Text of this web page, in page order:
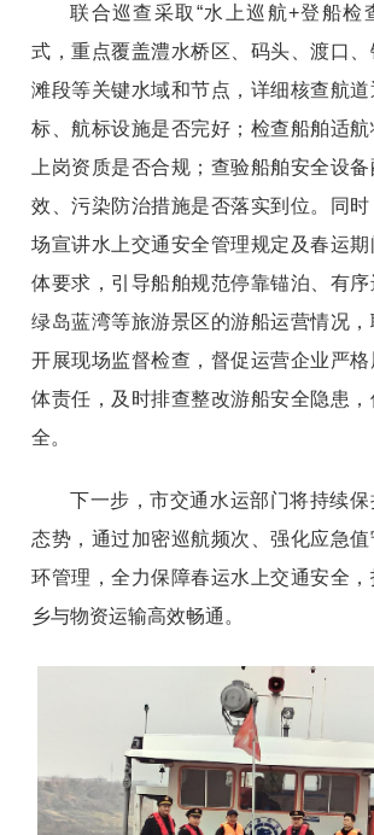
联合巡查采取“水上巡航+登船检
式，重点覆盖澧水桥区、码头、渡口
滩段等关键水域和节点，详细核查航
标、航标设施是否完好；检查船舶适
上岗资质是否合规；查验船舶安全设
效、污染防治措施是否落实到位。同
场宣讲水上交通安全管理规定及春运
体要求，引导船舶规范停靠锚泊、有
绿岛蓝湾等旅游景区的游船运营情况
开展现场监督检查，督促运营企业严
体责任，及时排查整改游船安全隐患
全。
下一步，市交通水运部门将持续
态势，通过加密巡航频次、强化应急
环管理，全力保障春运水上交通安全
乡与物资运输高效畅通。